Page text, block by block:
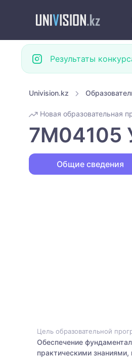
Результаты
Univision.kz
Новая образовательная
7M04105
Общие сведения
Цель образовательной
Обеспечение
практическими знаниями,